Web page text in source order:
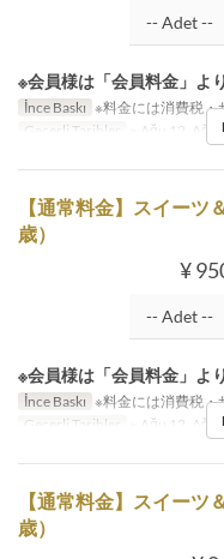
※会員様は「会員料金」よ
İnce Baskı ※料金には消費税・
Geçerli Tarihler
~ Ağu 12,
【通常料金】スイー
歳）
¥
※会員様は「会員料金」よ
İnce Baskı ※料金には消費税・
Geçerli Tarihler
~ Ağu 12,
【通常料金】スイー
歳）